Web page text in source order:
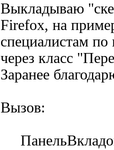
Выкладываю
Firefox, на
специалистам
через класс
Заранее
Вызов: